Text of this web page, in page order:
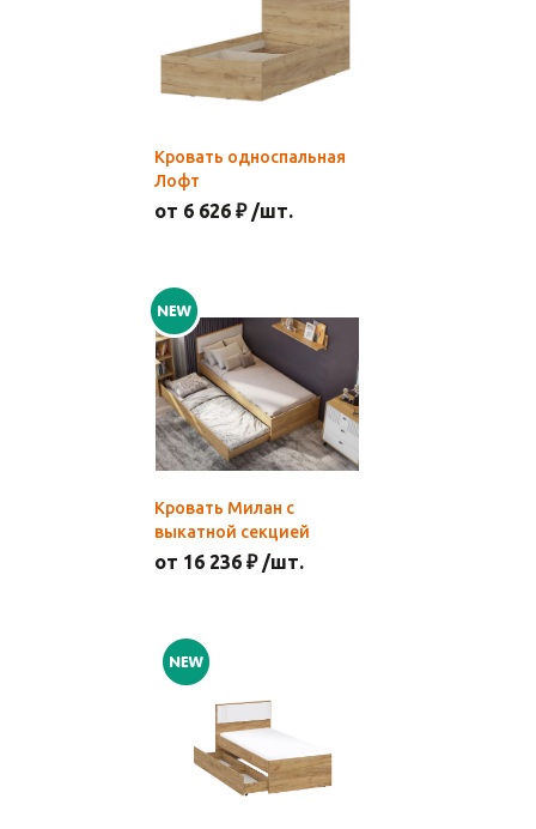
Кровать односпальная
Лофт
от 6 626 ₽ /шт.
Кровать Милан с
выкатной секцией
от 16 236 ₽ /шт.